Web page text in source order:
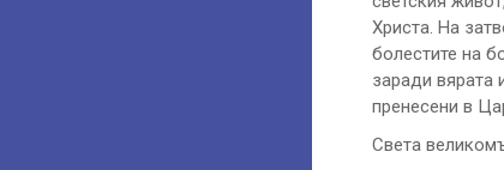
Христа. На
болестите на
заради вярата
пренесени в
Света